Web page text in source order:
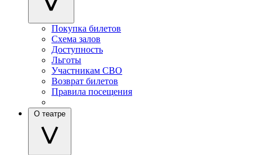
Покупка билетов
Схема залов
Доступность
Льготы
Участникам СВО
Возврат билетов
Правила посещения
О театре